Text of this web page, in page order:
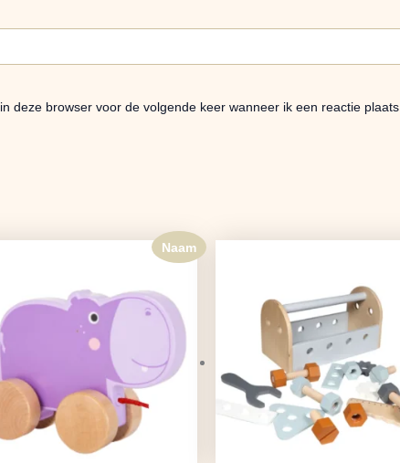
deze browser voor de volgende keer wanneer ik een reactie plaats.
Naam